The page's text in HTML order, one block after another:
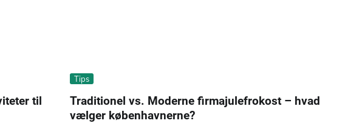
til
Tips
Traditionel vs. Moderne firmajulefrokost – hvad
vælger københavnerne?